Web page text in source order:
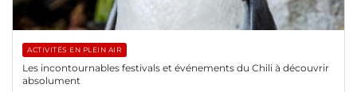
ACTIVITÉS EN PLEIN AIR
Les incontournables festivals et événements du Chili à découvrir
absolument